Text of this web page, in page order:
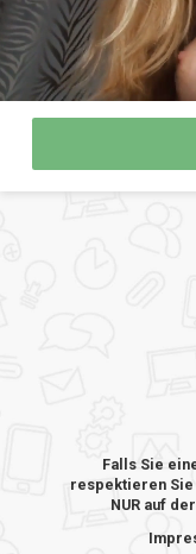
Falls Sie
respektieren Sie
NUR auf